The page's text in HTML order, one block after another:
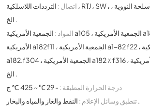
اتصال : الترددات اللاسلكية ، RTJ ، SW ، معاهدة عدم انتشار الأسلحة النووية ،
الخ .
المواد : الجمعية الأمريكية a105 ، الجمعية الأمريكية a182 lf2 ، الجمعية
الأمريكية a182f11 ، الجمعية الأمريكية a1-82 f22 ، الجمعية الأمريكية
a182.f304 ، الجمعية الأمريكية a182 ٪ f316 ، الجمعية الأمريكية a182f51 ،
الخ .
درجة الحرارة المطبقة : - 29 ℃ ~ 425 ℃ ج
تنطبق وسائل الإعلام :النفط والغاز والمياه والبخار .